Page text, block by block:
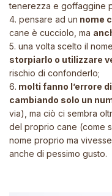
tenerezza e goffaggine
4. pensare ad un nome
cane è cucciolo, ma
5. una volta scelto il
storpiarlo o utilizzare
rischio di confonderlo;
6. molti fanno l’errore
cambiando solo un
via), ma ciò ci sembra
del proprio cane (come
nome proprio ma
anche di pessimo gusto.